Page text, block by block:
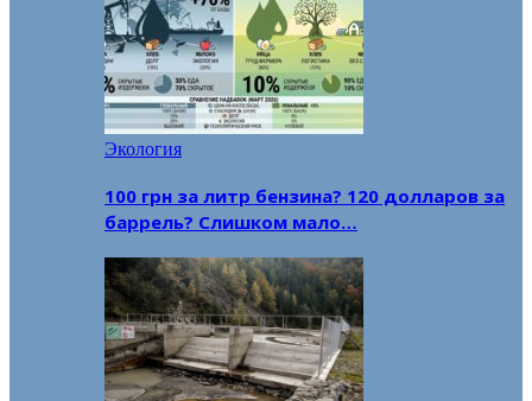
Экология
100 грн за литр бензина? 120 долларов за
баррель? Слишком мало…